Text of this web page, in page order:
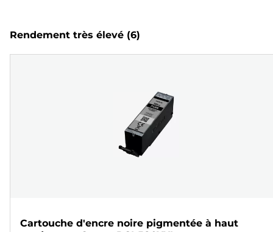
Rendement très élevé (6)
Cartouche d'encre noire pigmentée à haut